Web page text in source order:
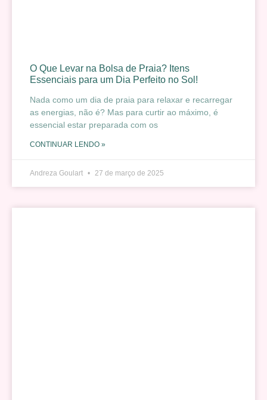
O Que Levar na Bolsa de Praia? Itens
Essenciais para um Dia Perfeito no Sol!
Nada como um dia de praia para relaxar e recarregar
as energias, não é? Mas para curtir ao máximo, é
essencial estar preparada com os
CONTINUAR LENDO »
Andreza Goulart 27 de março de 2025